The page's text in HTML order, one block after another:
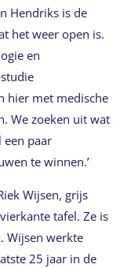
Hendriks is de
het weer open is.
en
hier met medische
We zoeken uit wat
een paar
te winnen.’
Wijsen, grijs
tafel. Ze is
Wijsen werkte
25 jaar in de